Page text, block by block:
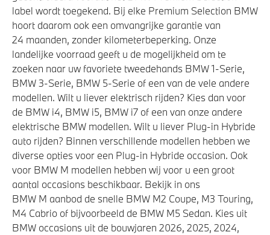
label wordt toegekend. Bij elke Premium Selection BMW
hoort daarom ook een omvangrijke garantie van
24 maanden, zonder kilometerbeperking. Onze
landelijke voorraad geeft u de mogelijkheid om te
zoeken naar uw favoriete tweedehands BMW 1-Serie,
BMW 3-Serie, BMW 5-Serie of een van de vele andere
modellen. Wilt u liever elektrisch rijden? Kies dan voor
de BMW i4, BMW i5, BMW i7 of een van onze andere
elektrische BMW modellen. Wilt u liever Plug-in Hybride
auto rijden? Binnen verschillende modellen hebben we
diverse opties voor een Plug-in Hybride occasion. Ook
voor BMW M modellen hebben wij voor u een groot
aantal occasions beschikbaar. Bekijk in ons
BMW M aanbod de snelle BMW M2 Coupe, M3 Touring,
M4 Cabrio of bijvoorbeeld de BMW M5 Sedan. Kies uit
BMW occasions uit de bouwjaren 2026, 2025, 2024,